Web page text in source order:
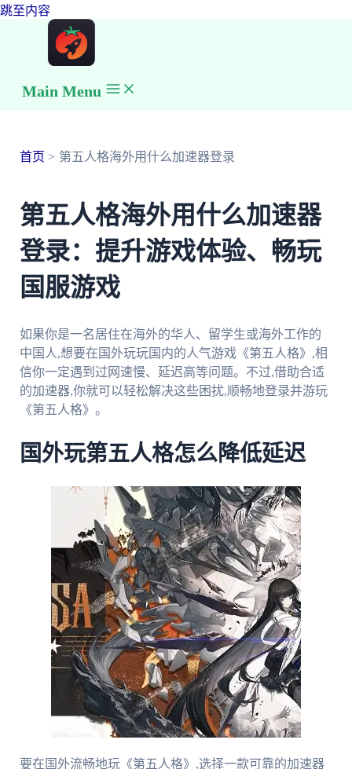
跳至内容
Main Menu
首页 第五人格海外用什么加速器登录
第五人格海外用什么加速器
登录：提升游戏体验、畅玩
国服游戏
如果你是一名居住在海外的华人、留学生或海外工作的
中国人,想要在国外玩玩国内的人气游戏《第五人格》,相
信你一定遇到过网速慢、延迟高等问题。不过,借助合适
的加速器,你就可以轻松解决这些困扰,顺畅地登录并游玩
《第五人格》。
国外玩第五人格怎么降低延迟
要在国外流畅地玩《第五人格》,选择一款可靠的加速器